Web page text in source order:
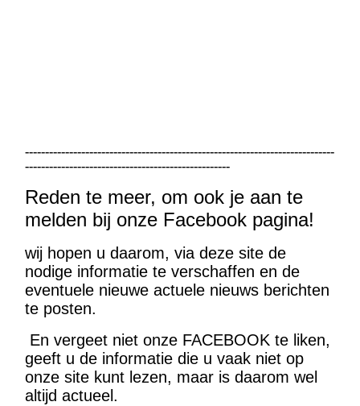
-----------------------------------------------------------------------------
---------------------------------------------------
Reden te meer, om ook je aan te
melden bij onze Facebook pagina!
wij hopen u daarom, via deze site de
nodige informatie te verschaffen en de
eventuele nieuwe actuele nieuws berichten
te posten.
En vergeet niet onze FACEBOOK te liken,
geeft u de informatie die u vaak niet op
onze site kunt lezen, maar is daarom wel
altijd actueel.